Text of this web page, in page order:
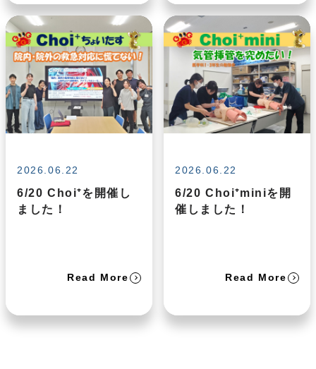
2026.06.22
6/20 Choi⁺を開催し
ました！
Read More
2026.06.22
6/20 Choi⁺miniを開
催しました！
Read More